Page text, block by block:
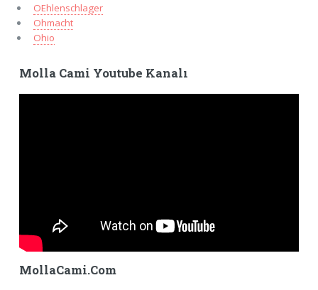
OEhlenschlager
Ohmacht
Ohio
Molla Cami Youtube Kanalı
MollaCami.Com